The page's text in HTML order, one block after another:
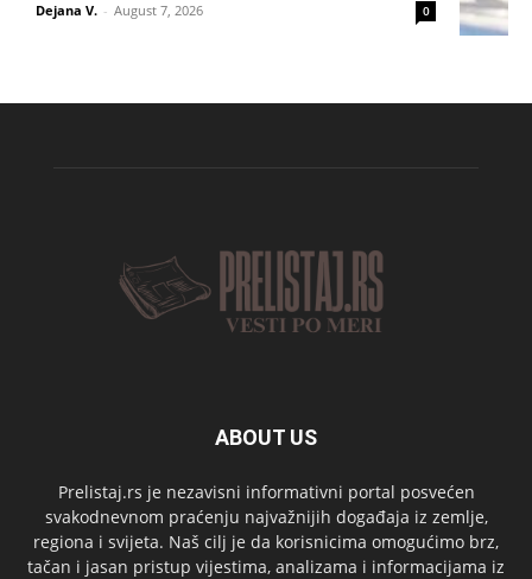
Dejana V. - August 7, 2026 0
ABOUT US
Prelistaj.rs je nezavisni informativni portal posvećen
svakodnevnom praćenju najvažnijih događaja iz zemlje,
regiona i svijeta. Naš cilj je da korisnicima omogućimo brz,
tačan i jasan pristup vijestima, analizama i informacijama iz